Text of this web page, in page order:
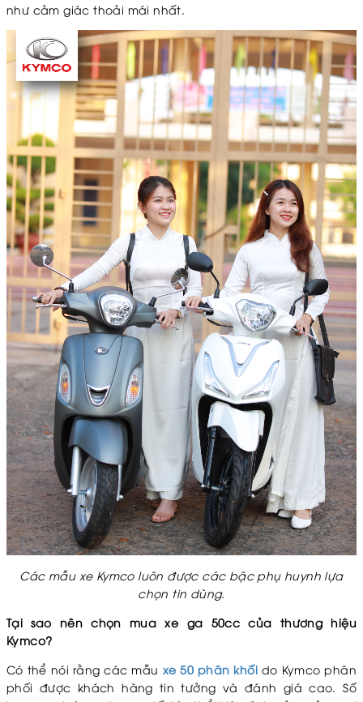
như cảm giác thoải mái nhất.
Các mẫu xe Kymco luôn được các bậc phụ huynh lựa
chọn tin dùng.
Tại sao nên chọn mua xe ga 50cc của thương hiệu
Kymco?
Có thể nói rằng các mẫu xe 50 phân khốido Kymco phân
phối được khách hàng tin tưởng và đánh giá cao. Số